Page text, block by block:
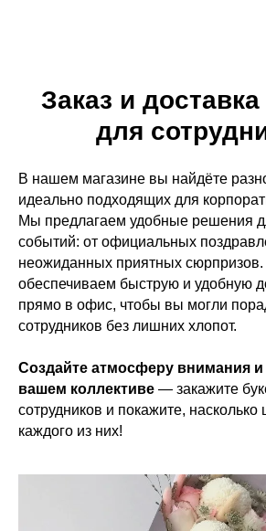
Заказ и
для
В нашем магазине вы найдёте
идеально подходящих для
Мы предлагаем удобные решения
событий: от официальных
неожиданных приятных
обеспечиваем быструю и удобную
прямо в офис, чтобы вы могли
сотрудников без лишних хлопот.
Создайте атмосферу внимания
вашем коллективе — закажите
сотрудников и покажите, насколько
каждого из них!